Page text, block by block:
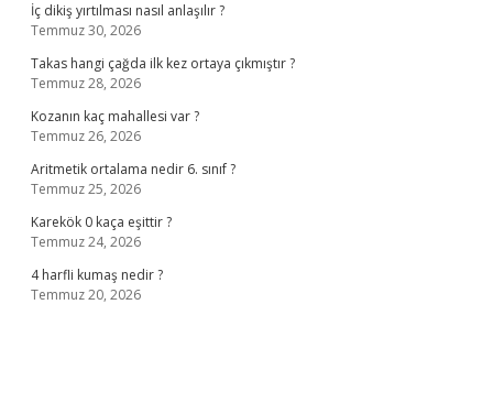
İç dikiş yırtılması nasıl anlaşılır ?
Temmuz 30, 2026
Takas hangi çağda ilk kez ortaya çıkmıştır ?
Temmuz 28, 2026
Kozanın kaç mahallesi var ?
Temmuz 26, 2026
Aritmetik ortalama nedir 6. sınıf ?
Temmuz 25, 2026
Karekök 0 kaça eşittir ?
Temmuz 24, 2026
4 harfli kumaş nedir ?
Temmuz 20, 2026